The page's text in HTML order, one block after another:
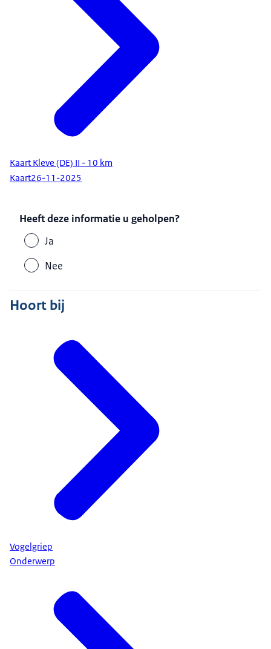
Kaart Kleve (DE) II - 10 km
Kaart26-11-2025
Heeft deze informatie u geholpen?
Ja
Nee
Hoort bij
Vogelgriep
Onderwerp